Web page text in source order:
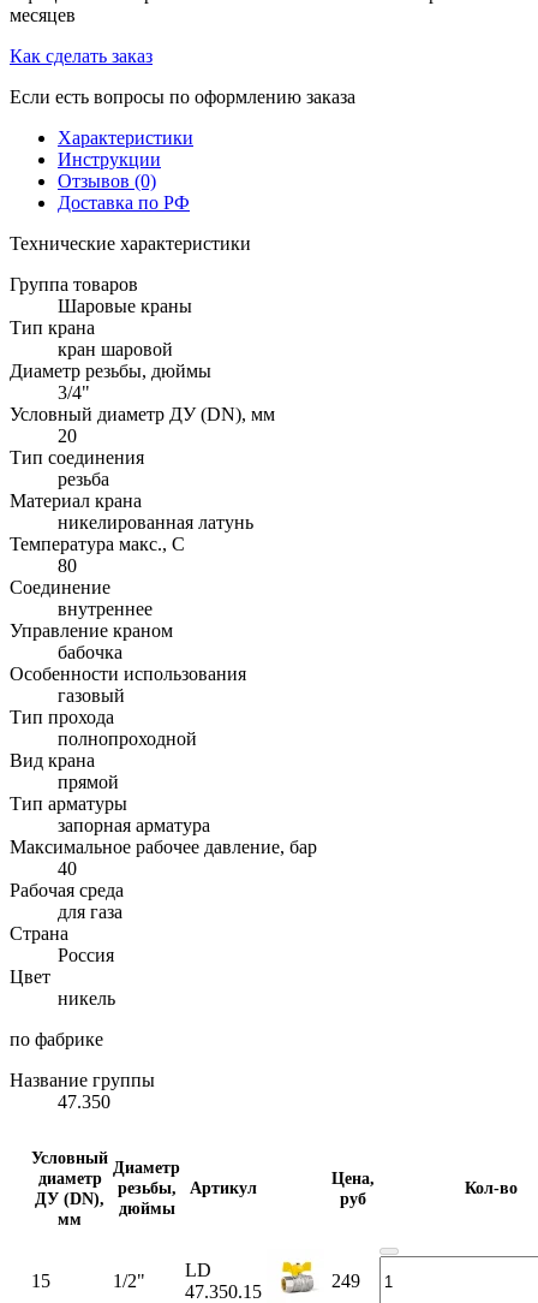
месяцев
Как сделать заказ
Если есть вопросы по оформлению заказа
Характеристики
Инструкции
Отзывов (0)
Доставка по РФ
Технические характеристики
Группа товаров
Шаровые краны
Тип крана
кран шаровой
Диаметр резьбы, дюймы
3/4"
Условный диаметр ДУ (DN), мм
20
Тип соединения
резьба
Материал крана
никелированная латунь
Температура макс., С
80
Соединение
внутреннее
Управление краном
бабочка
Особенности использования
газовый
Тип прохода
полнопроходной
Вид крана
прямой
Тип арматуры
запорная арматура
Максимальное рабочее давление, бар
40
Рабочая среда
для газа
Страна
Россия
Цвет
никель
по фабрике
Название группы
47.350
Условный
диаметр
ДУ (DN),
мм
Диаметр
резьбы,
дюймы
Артикул
Цена,
руб
Кол-во
15 1/2"
LD
47.350.15
249